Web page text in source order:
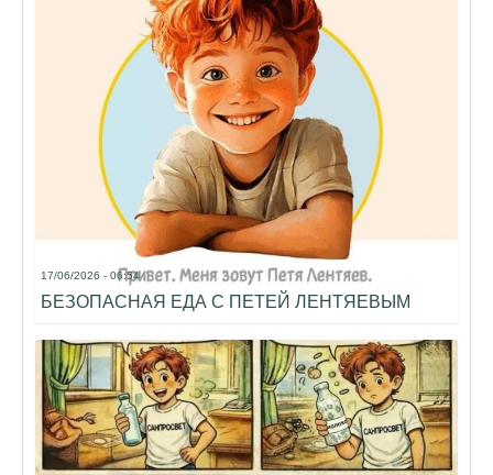
17/06/2026 - 06:54
БЕЗОПАСНАЯ ЕДА С ПЕТЕЙ ЛЕНТЯЕВЫМ